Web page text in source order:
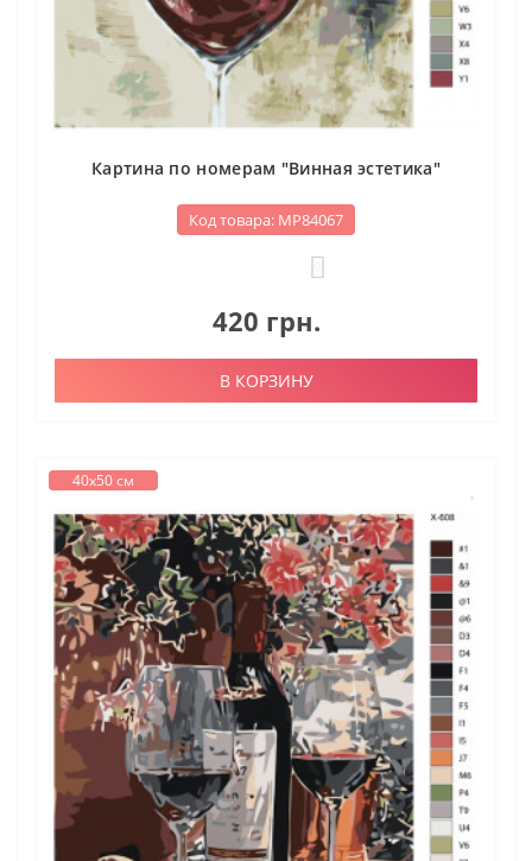
Картина по номерам "Винная эстетика"
Код товара: МР84067
420 грн.
В КОРЗИНУ
40х50 см